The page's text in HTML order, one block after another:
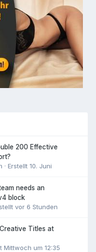
200 Effective
· Erstellt 10. Juni
needs an
block
vor 6 Stunden
Titles at
Mittwoch um 12:35